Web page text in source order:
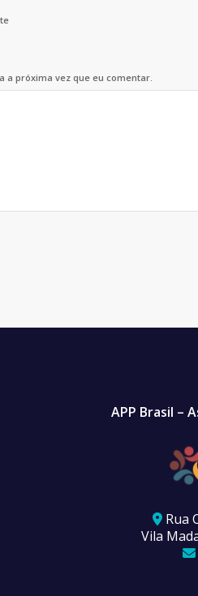
a próxima vez que eu comentar.
APP Brasil –
Rua
Vila